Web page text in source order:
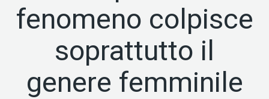
fenomeno colpisce
soprattutto il
genere femminile